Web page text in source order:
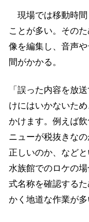
現場では移動時間
ことが多い。その
像を編集し、音声
間がかかる。
「誤った内容を放
けにはいかないた
かけます。例えば
ニューが税抜きな
正しいのか、など
水族館でのロケの
式名称を確認する
かく地道な作業が多